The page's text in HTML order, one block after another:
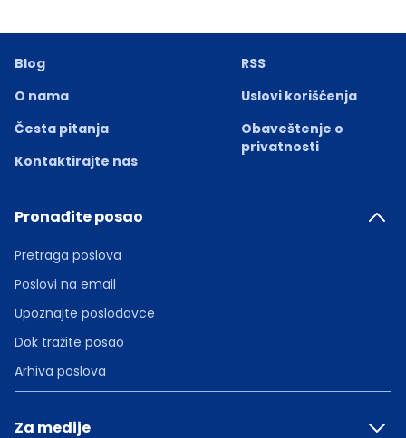
Blog
O nama
Česta pitanja
Kontaktirajte nas
RSS
Uslovi korišćenja
Obaveštenje o
privatnosti
Pronađite posao
Pretraga poslova
Poslovi na email
Upoznajte poslodavce
Dok tražite posao
Arhiva poslova
Za medije